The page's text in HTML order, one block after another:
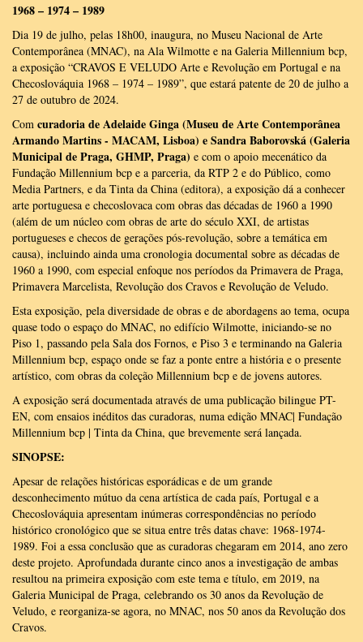
1968 – 1974 – 1989
Dia 19 de julho, pelas 18h00, inaugura, no Museu Nacional de Arte
Contemporânea (MNAC), na Ala Wilmotte e na Galeria Millennium bcp,
a exposição “CRAVOS E VELUDO Arte e Revolução em Portugal e na
Checoslováquia 1968 – 1974 – 1989”, que estará patente de 20 de julho a
27 de outubro de 2024.
Com curadoria de Adelaide Ginga (Museu de Arte Contemporânea
Armando Martins - MACAM, Lisboa) e Sandra Baborovská (Galeria
Municipal de Praga, GHMP, Praga) e com o apoio mecenático da
Fundação Millennium bcp e a parceria, da RTP 2 e do Público, como
Media Partners, e da Tinta da China (editora), a exposição dá a conhecer
arte portuguesa e checoslovaca com obras das décadas de 1960 a 1990
(além de um núcleo com obras de arte do século XXI, de artistas
portugueses e checos de gerações pós-revolução, sobre a temática em
causa), incluindo ainda uma cronologia documental sobre as décadas de
1960 a 1990, com especial enfoque nos períodos da Primavera de Praga,
Primavera Marcelista, Revolução dos Cravos e Revolução de Veludo.
Esta exposição, pela diversidade de obras e de abordagens ao tema, ocupa
quase todo o espaço do MNAC, no edifício Wilmotte, iniciando-se no
Piso 1, passando pela Sala dos Fornos, e Piso 3 e terminando na Galeria
Millennium bcp, espaço onde se faz a ponte entre a história e o presente
artístico, com obras da coleção Millennium bcp e de jovens autores.
A exposição será documentada através de uma publicação bilingue PT-
EN, com ensaios inéditos das curadoras, numa edição MNAC| Fundação
Millennium bcp | Tinta da China, que brevemente será lançada.
SINOPSE:
Apesar de relações históricas esporádicas e de um grande
desconhecimento mútuo da cena artística de cada país, Portugal e a
Checoslováquia apresentam inúmeras correspondências no período
histórico cronológico que se situa entre três datas chave: 1968-1974-
1989. Foi a essa conclusão que as curadoras chegaram em 2014, ano zero
deste projeto. Aprofundada durante cinco anos a investigação de ambas
resultou na primeira exposição com este tema e título, em 2019, na
Galeria Municipal de Praga, celebrando os 30 anos da Revolução de
Veludo, e reorganiza-se agora, no MNAC, nos 50 anos da Revolução dos
Cravos.